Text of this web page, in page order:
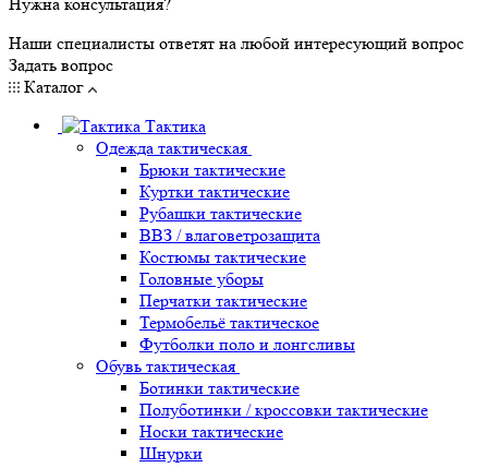
Нужна консультация?
Наши специалисты ответят на любой интересующий вопрос
Задать вопрос
Каталог
Тактика
Одежда тактическая
Брюки тактические
Куртки тактические
Рубашки тактические
ВВЗ / влаговетрозащита
Костюмы тактические
Головные уборы
Перчатки тактические
Термобельё тактическое
Футболки поло и лонгсливы
Обувь тактическая
Ботинки тактические
Полуботинки / кроссовки тактические
Носки тактические
Шнурки